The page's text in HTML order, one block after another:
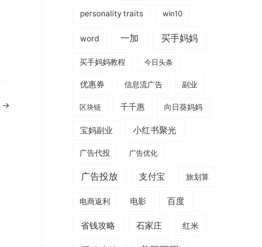
→
personality traits win10
word 一加 买手妈妈
买手妈妈教程 今日头条
优惠券 信息流广告 副业
区块链 千千惠 向日葵妈妈
宝妈副业 小红书聚光
广告代投 广告优化
广告投放 支付宝 旅划算
电商返利 电影 百度
省钱攻略 石家庄 红米